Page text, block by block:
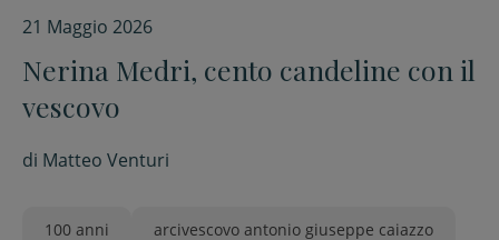
21 Maggio 2026
Nerina Medri, cento candeline con il
vescovo
di Matteo Venturi
100 anni arcivescovo antonio giuseppe caiazzo